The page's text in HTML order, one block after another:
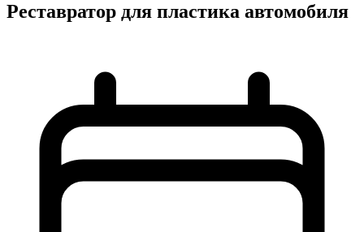
Реставратор для пластика автомобиля